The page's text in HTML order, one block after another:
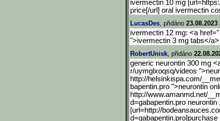
ivermectin 10 mg
price[/url] oral ivermectin
LucasDes, přidáno 23.08.2023
ivermectin 12 mg: <a
">ivermectin 3 mg tabs</
RobertUnisk, přidáno
generic neurontin 300 mg
r/uymglxoqsq/videos
http://helsinkispa.com/
bapentin.pro ">neurontin
http://www.amanmd.net/
d=gabapentin.pro neurontin
[url=http://bodeansauces.
d=gabapentin.pro]purchase